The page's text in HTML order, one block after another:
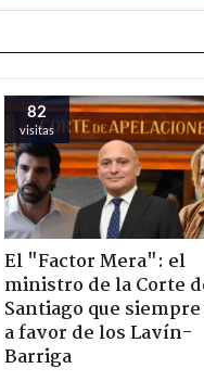
82
visitas
El "Factor Mera": el
ministro de la Corte
Santiago que
a favor de los Lavín-
Barriga